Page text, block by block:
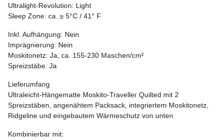
Ultralight-Revolution: Light
Sleep Zone: ca. ≥ 5°C / 41° F
Inkl. Aufhängung: Nein
Imprägnierung: Nein
Moskitonetz: Ja, ca. 155-230 Maschen/cm²
Spreizstäbe: Ja
Lieferumfang
Ultraleicht-Hängematte Moskito-Traveller Quilted mit 2
Spreizstäben, angenähtem Packsack, integriertem Moskitonetz,
Ridgeline und eingebautem Wärmeschutz von unten
Kombinierbar mit: